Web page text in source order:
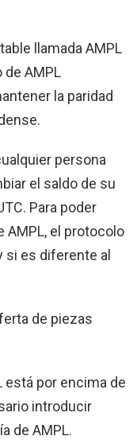
llamada AMPL
AMPL
la paridad
persona
el saldo de su
Para poder
el protocolo
si es diferente al
de piezas
está por encima de
introducir
de AMPL.